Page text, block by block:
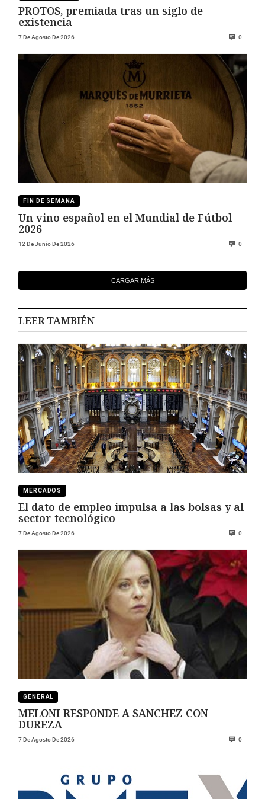
PROTOS, premiada tras un siglo de
existencia
7 De Agosto De 2026 0
FIN DE SEMANA
Un vino español en el Mundial de Fútbol
2026
12 De Junio De 2026 0
CARGAR MÁS
LEER TAMBIÉN
MERCADOS
El dato de empleo impulsa a las bolsas y al
sector tecnológico
7 De Agosto De 2026 0
GENERAL
MELONI RESPONDE A SANCHEZ CON
DUREZA
7 De Agosto De 2026 0